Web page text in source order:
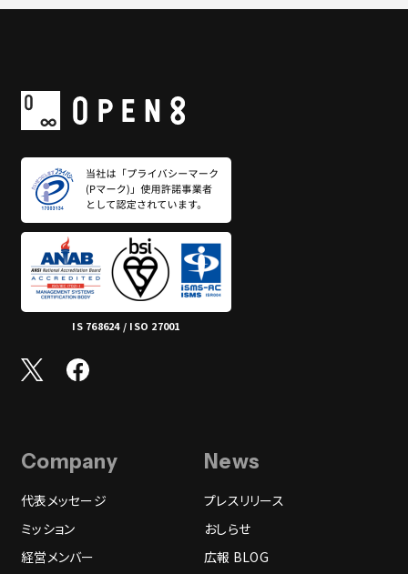
IS 768624 / ISO 27001
Company
代表メッセージ
ミッション
経営メンバー
News
プレスリリース
おしらせ
広報 BLOG